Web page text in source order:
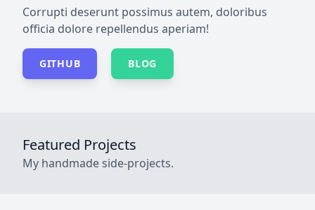
Corrupti deserunt possimus autem, doloribus
officia dolore repellendus aperiam!
GITHUB BLOG
Featured Projects
My handmade side-projects.